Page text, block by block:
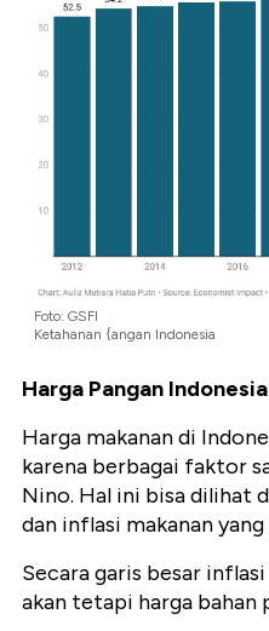
Foto: GSFI
Ketahanan {angan Indonesia
Harga Pangan Indonesia
Harga makanan di
karena berbagai faktor
Nino. Hal ini bisa dilihat
dan inflasi makanan
Secara garis besar
akan tetapi harga bahan